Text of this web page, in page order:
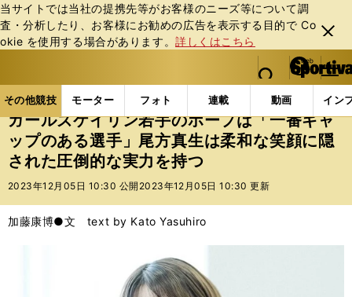
当サイトでは当社の提携先等がお客様のニーズ等について調
査・分析したり、お客様にお勧めの広告を表⽰する⽬的で Co
okie を使⽤する場合があります。詳しくはこちら
閉じ
る
web Sportiva (webスポルティーバ)
検索
マイペ
ー
ジ
メニュ
その他競技 モーター フォト 連載 動画 イン
ス
ポ
ル
テ
ー
バ
その他競技の記事一覧 その他競技 その他 ガー
ガールズケイリン若手のホープは「一番ギャ
ップのある選手」尾方真生は柔和な笑顔に隠
された圧倒的な実力を持つ
2023年12月05日 10:30 公開 2023年12月05日 10:30 更新
加藤康博●文 text by Kato Yasuhiro